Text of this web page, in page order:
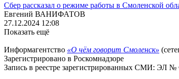
Сбер рассказал о режиме работы в Смоленской
Евгений ВАНИФАТОВ
27.12.2024 12:08
Показать ещё
Информагентство «О чём говорит Смоленск»
Зарегистрировано в Роскомнадзоре
Запись в реестре зарегистрированных СМИ: ЭЛ №